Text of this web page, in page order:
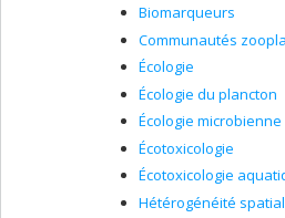
Biomarqueurs
Communautés
Écologie
Écologie du plancton
Écologie microbienne
Écotoxicologie
Écotoxicologie
Hétérogénéité